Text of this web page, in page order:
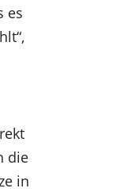
es
die
in